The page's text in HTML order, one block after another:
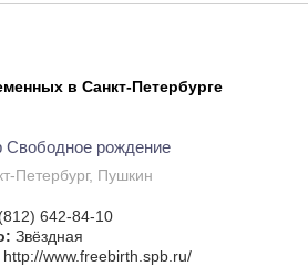
в Санкт-Петербурге
Свободное рождение
Петербург, Пушкин
(812) 642-84-10
Звёздная
http://www.freebirth.spb.ru/